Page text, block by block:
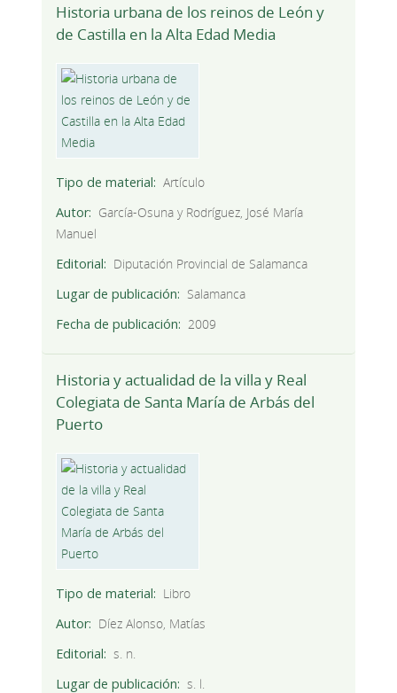
Historia urbana de los reinos de León y
de Castilla en la Alta Edad Media
Tipo de material
Artículo
Autor
García-Osuna y Rodríguez, José María
Manuel
Editorial
Diputación Provincial de Salamanca
Lugar de publicación
Salamanca
Fecha de publicación
2009
Historia y actualidad de la villa y Real
Colegiata de Santa María de Arbás del
Puerto
Tipo de material
Libro
Autor
Díez Alonso, Matías
Editorial
s. n.
Lugar de publicación
s. l.